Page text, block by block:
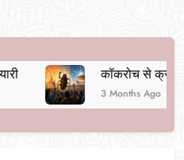
कॉकरोच से क्रांति तक
3 Months Ago